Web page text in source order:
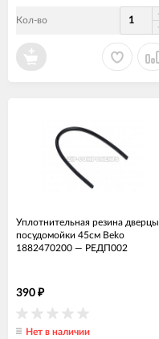
Кол-во
Уплотнительная резина дверцы
посудомойки 45см Beko
1882470200 — РЕДП002
390 ₽
Нет в наличии